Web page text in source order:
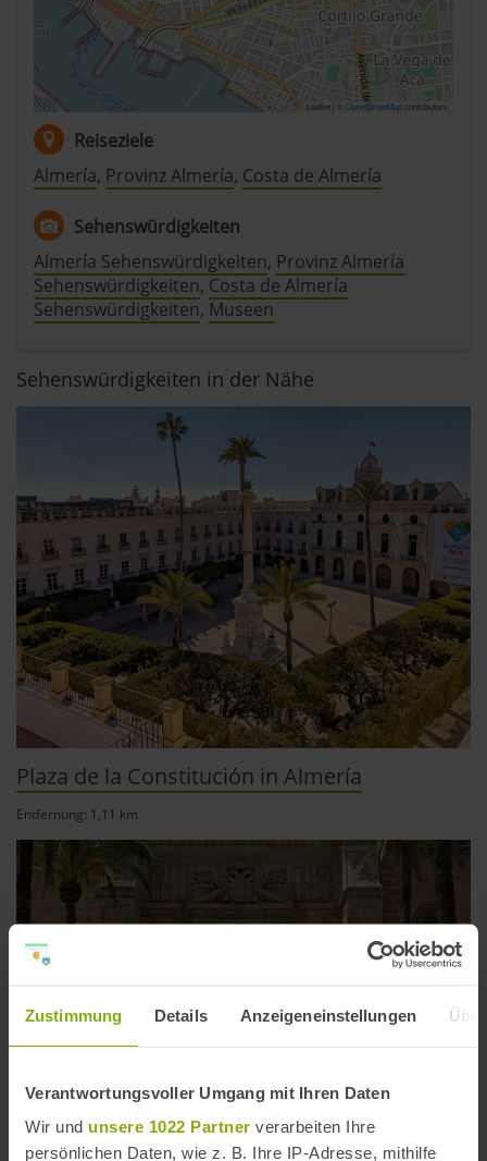
Zustimmung Details Anzeigeneinstellungen
Verantwortungsvoller Umgang mit Ihren Daten
Wir und unsere 1022 Partner verarbeiten Ihre
persönlichen Daten, wie z. B. Ihre IP-Adresse, mithilfe
Leaflet | © OpenStreetMapcontributors
Reiseziele
Almería, Provinz Almería, Costa de Almería
Sehenswürdigkeiten
Almería Sehenswürdigkeiten, Provinz Almería
Sehenswürdigkeiten, Costa de Almería
Sehenswürdigkeiten, Museen
Sehenswürdigkeiten in der Nähe
Plaza de la Constitución in Almería
Entfernung: 1,11 km